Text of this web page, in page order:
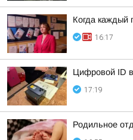
Когда каждый
16:17
Цифровой ID в
17:19
Родильное